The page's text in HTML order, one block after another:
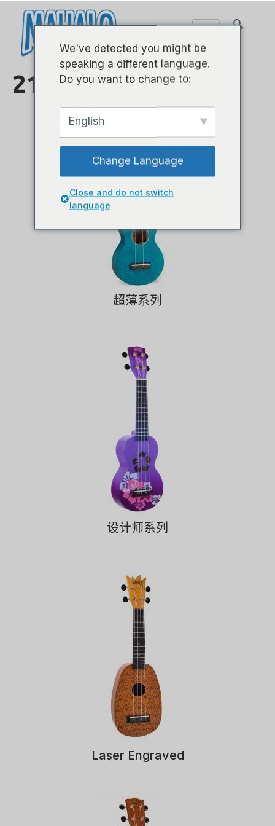
21英寸
超薄系列
设计师系列
Laser Engraved
We've detected you might be
speaking a different language.
Do you want to change to:
English
Change Language
Close and do not switch
language